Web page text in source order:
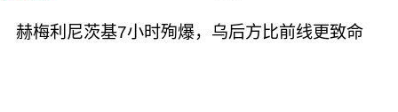
赫梅利尼茨基7小时殉爆，乌后方比前线更致命